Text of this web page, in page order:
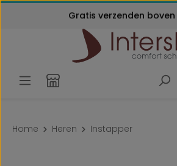
Ga naar de hoofdinhoud
24 maanden
Klantenservice: 072 -
Gratis verzenden
Home Heren Instapper